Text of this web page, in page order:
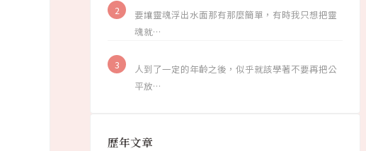
要讓靈魂浮出水面那有那麼簡單，有時我只想把靈
魂就…
人到了一定的年齡之後，似乎就該學著不要再把公
平放…
歷年文章